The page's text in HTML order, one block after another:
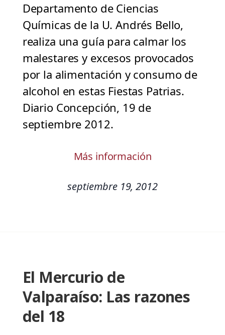
Departamento de Ciencias
Químicas de la U. Andrés Bello,
realiza una guía para calmar los
malestares y excesos provocados
por la alimentación y consumo de
alcohol en estas Fiestas Patrias.
Diario Concepción, 19 de
septiembre 2012.
Más información
septiembre 19, 2012
El Mercurio de
Valparaíso: Las razones
del 18